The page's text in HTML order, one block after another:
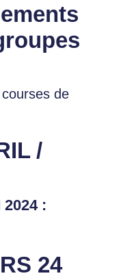
de
/
2024 :
24